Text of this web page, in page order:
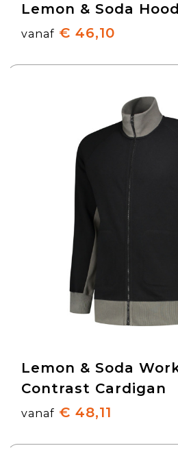
Lemon & Soda
vanaf € 46,10
Lemon & Soda
Contrast Cardigan
vanaf € 48,11